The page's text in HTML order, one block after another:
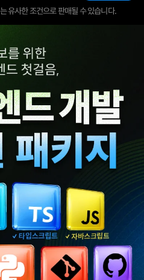
유사한 조건으로 판매될 수 있습니다.